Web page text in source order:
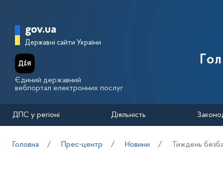
Головна сторінка Державної
gov.ua
Державні сайти України
Єдиний державний
вебпортал електронних послуг
ДПС у регіоні Діяльність
Головна Прес-центр Новини Тиждень